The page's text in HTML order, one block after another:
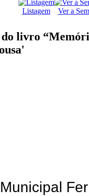
Listagem Ver a
livro